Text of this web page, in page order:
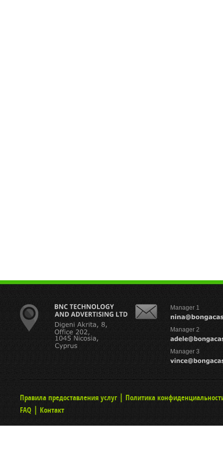
Manager 1
Manager 2
Manager 3
Правила предоставления услуг | Политика
FAQ | Контакт